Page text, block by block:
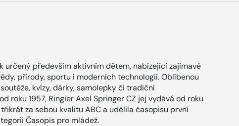
určený především aktivním dětem, nabízející zajímavé
přírody, sportu i moderních technologií. Oblíbenou
kvízy, dárky, samolepky či tradiční
roku 1957, Ringier Axel Springer CZ jej vydává od roku
za sebou kvalitu ABC a udělila časopisu první
Časopis pro mládež.